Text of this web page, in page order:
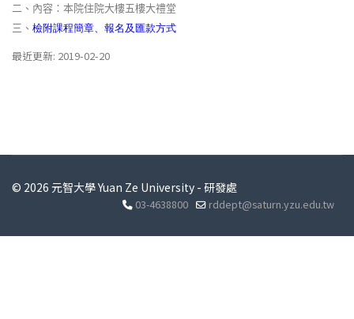
二、內容：本院住院大樓五樓大禮堂
三、 檢附課程簡章、 報名及匯款方式
最近更新: 2019-02-20
© 2026 元智大學 Yuan Ze University - 研發處
03-4638800 rddept@saturn.yzu.edu.tw